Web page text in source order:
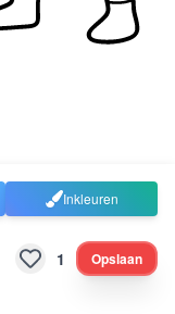
Inkleuren
1 Opslaan